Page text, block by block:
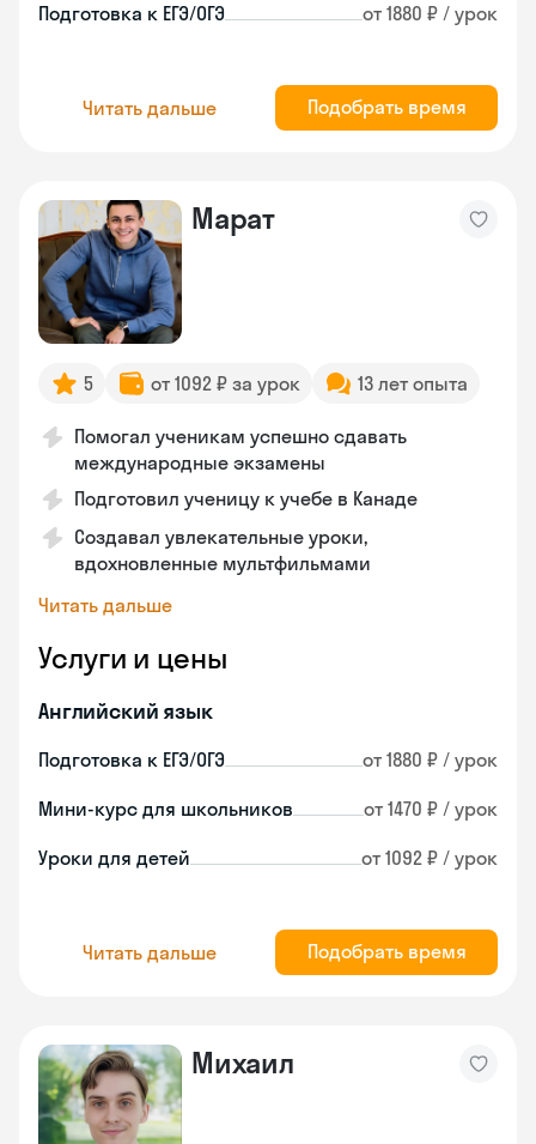
Подготовка к ЕГЭ/ОГЭ от 1880 ₽ / урок
Читать дальше Подобрать время
Марат
5 от 1092 ₽ за урок 13 лет опыта
Помогал ученикам успешно сдавать
международные экзамены
Подготовил ученицу к учебе в Канаде
Создавал увлекательные уроки,
вдохновленные мультфильмами
Читать дальше
Услуги и цены
Английский язык
Подготовка к ЕГЭ/ОГЭ от 1880 ₽ / урок
Мини-курс для школьников от 1470 ₽ / урок
Уроки для детей от 1092 ₽ / урок
Читать дальше Подобрать время
Михаил